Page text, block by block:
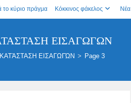
το κύριο πράγμα Κόκκινος φάκελος Νέα
ΕΙΣΑΓΩΓΏΝ
ΕΙΣΑΓΩΓΏΝ > Page 3